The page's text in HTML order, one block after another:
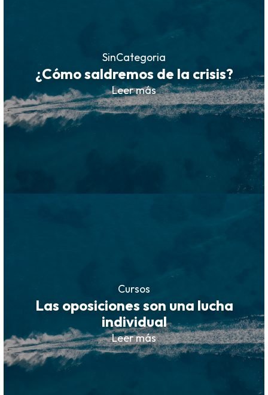
SinCategoria
¿Cómo saldremos de la crisis?
Leer más
Cursos
Las oposiciones son una lucha
individual
Leer más